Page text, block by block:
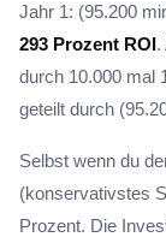
Jahr 1: (95.200
293 Prozent ROI.
durch 10.000 mal
geteilt durch
Selbst wenn du
(konservativstes
Prozent. Die